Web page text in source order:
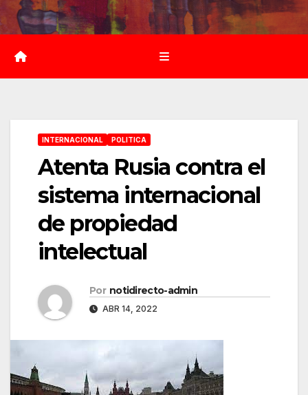
Saltar
al
contenido
INTERNACIONAL POLITICA
Atenta Rusia contra el
sistema internacional
de propiedad
intelectual
Por notidirecto-admin
ABR 14, 2022